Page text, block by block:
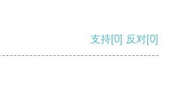
支持[0] 反对[0]